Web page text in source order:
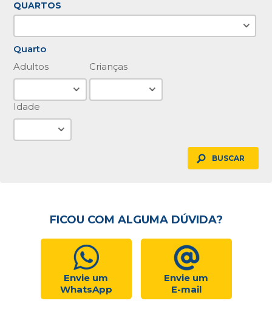
QUARTOS
Quarto
Adultos
Crianças
Idade
BUSCAR
FICOU COM ALGUMA DÚVIDA?
Envie um
WhatsApp
Envie um
E-mail